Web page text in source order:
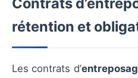
rétention et
Les contrats d’